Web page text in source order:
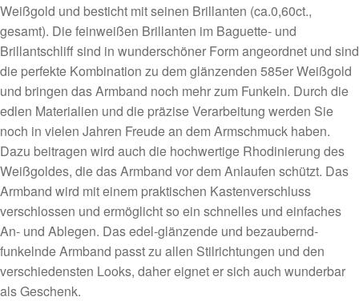
Brillantschliff
Menge
Weißgold und besticht mit seinen Brillanten (ca.0,60ct.,
gesamt). Die feinweißen Brillanten im Baguette- und
Brillantschliff sind in wunderschöner Form angeordnet und sind
die perfekte Kombination zu dem glänzenden 585er Weißgold
und bringen das Armband noch mehr zum Funkeln. Durch die
edlen Materialien und die präzise Verarbeitung werden Sie
noch in vielen Jahren Freude an dem Armschmuck haben.
Dazu beitragen wird auch die hochwertige Rhodinierung des
Weißgoldes, die das Armband vor dem Anlaufen schützt. Das
Armband wird mit einem praktischen Kastenverschluss
verschlossen und ermöglicht so ein schnelles und einfaches
An- und Ablegen. Das edel-glänzende und bezaubernd-
funkelnde Armband passt zu allen Stilrichtungen und den
verschiedensten Looks, daher eignet er sich auch wunderbar
als Geschenk.